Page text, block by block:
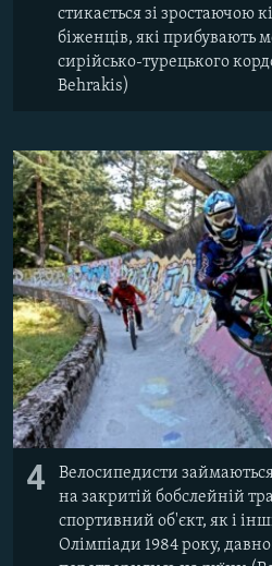
стикається зі зростаючою
біженців, які прибувають
сирійсько-турецького
Behrakis)
4
Велосипедисти
на закритій бобслейній
спортивний об'єкт, як і
Олімпіади 1984 року,